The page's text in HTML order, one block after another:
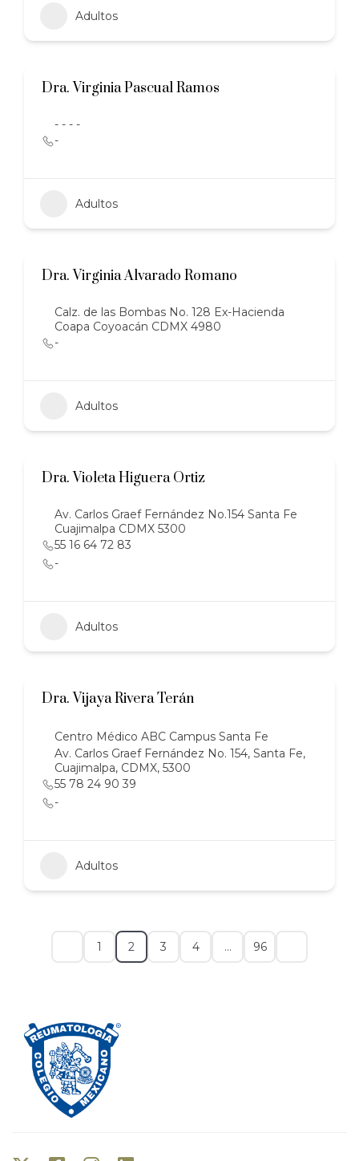
Adultos
Dra. Virginia Pascual Ramos
- - - -
-
Adultos
Dra. Virginia Alvarado Romano
Calz. de las Bombas No. 128 Ex-Hacienda
Coapa Coyoacán CDMX 4980
-
Adultos
Dra. Violeta Higuera Ortiz
Av. Carlos Graef Fernández No.154 Santa Fe
Cuajimalpa CDMX 5300
55 16 64 72 83
-
Adultos
Dra. Vijaya Rivera Terán
Centro Médico ABC Campus Santa Fe
Av. Carlos Graef Fernández No. 154, Santa Fe,
Cuajimalpa, CDMX, 5300
55 78 24 90 39
-
Adultos
1 2 3 4 … 96